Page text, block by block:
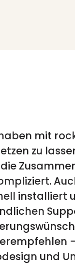
mit
zu
installiert
und